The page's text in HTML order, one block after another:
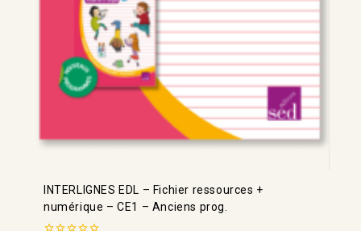
INTERLIGNES EDL – Fichier ressources +
numérique – CE1 – Anciens prog.